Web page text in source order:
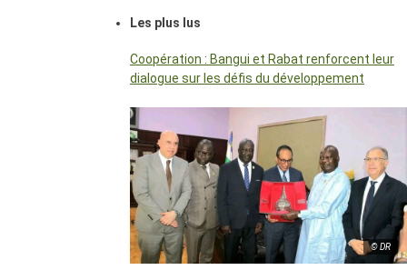
Les plus lus
Coopération : Bangui et Rabat renforcent leur
dialogue sur les défis du développement
© DR